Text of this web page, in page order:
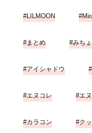
LILMOON
まとめ みち
アイシャドウ
エヌコレ エ
カラコン ク